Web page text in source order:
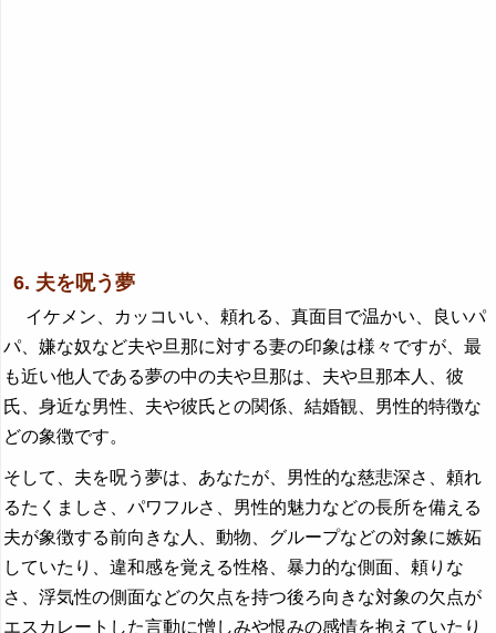
6. 夫を呪う夢
イケメン、カッコいい、頼れる、真面目で温かい、良いパ
パ、嫌な奴など夫や旦那に対する妻の印象は様々ですが、最
も近い他人である夢の中の夫や旦那は、夫や旦那本人、彼
氏、身近な男性、夫や彼氏との関係、結婚観、男性的特徴な
どの象徴です。
そして、夫を呪う夢は、あなたが、男性的な慈悲深さ、頼れ
るたくましさ、パワフルさ、男性的魅力などの長所を備える
夫が象徴する前向きな人、動物、グループなどの対象に嫉妬
していたり、違和感を覚える性格、暴力的な側面、頼りな
さ、浮気性の側面などの欠点を持つ後ろ向きな対象の欠点が
エスカレートした言動に憎しみや恨みの感情を抱えていたり